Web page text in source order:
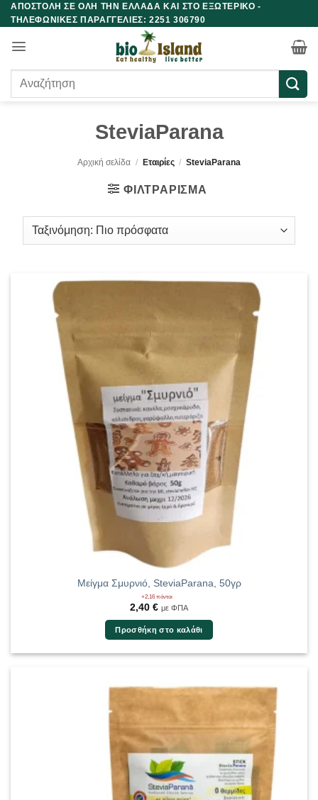
Μετάβαση
στο
περιεχόμενο
ΑΠΟΣΤΟΛΗ ΣΕ ΟΛΗ ΤΗΝ ΕΛΛΑΔΑ ΚΑΙ ΣΤΟ ΕΞΩΤΕΡΙΚΟ -
ΤΗΛΕΦΩΝΙΚΕΣ ΠΑΡΑΓΓΕΛΙΕΣ: 2251 306790
Αναζήτηση
SteviaParana
Αρχική σελίδα / Εταιρίες / SteviaParana
ΦΙΛΤΡΆΡΙΣΜΑ
Μείγμα Σμυρνιό, SteviaParana, 50γρ
+2,16 πόντοι
2,40 € με ΦΠΑ
Προσθήκη στο καλάθι